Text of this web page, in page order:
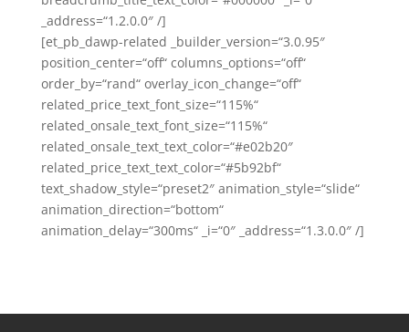
_address=“1.2.0.0″ /]
[et_pb_dawp-related _builder_version=“3.0.95″
position_center=“off“ columns_options=“off“
order_by=“rand“ overlay_icon_change=“off“
related_price_text_font_size=“115%“
related_onsale_text_font_size=“115%“
related_onsale_text_text_color=“#e02b20″
related_price_text_text_color=“#5b92bf“
text_shadow_style=“preset2″ animation_style=“slide“
animation_direction=“bottom“
animation_delay=“300ms“ _i=“0″ _address=“1.3.0.0″ /]